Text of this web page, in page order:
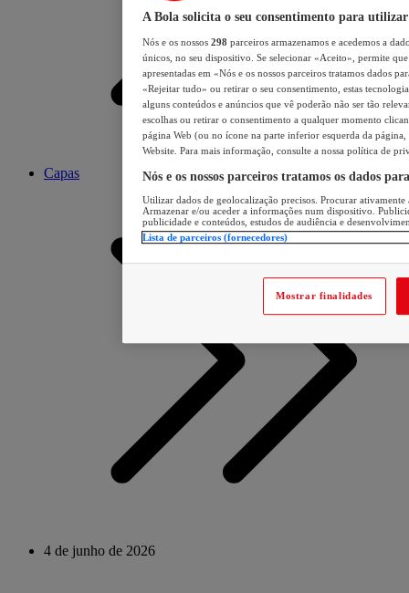
Capas
4 de junho de 2026
A Bola solicita o seu consentimento para utilizar
Nós e os nossos 298 parceiros armazenamos e acedemos a
únicos, no seu dispositivo. Se selecionar «Aceito», permite
apresentadas em «Nós e os nossos parceiros tratamos dados
«Rejeitar tudo» ou retirar o seu consentimento, estas
alguns conteúdos e anúncios que vê poderão não ser tão
escolhas ou retirar o consentimento a qualquer momento
página Web (ou no ícone na parte inferior esquerda da página,
Website. Para mais informação, consulte a nossa política de
Nós e os nossos parceiros tratamos os dados
Utilizar dados de geolocalização precisos. Procurar
Armazenar e/ou aceder a informações num dispositivo.
publicidade e conteúdos, estudos de audiência e
Lista de parceiros (fornecedores)
Mostrar finalidades